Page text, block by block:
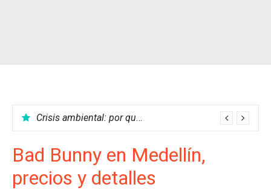
Crisis ambiental: por qué no podemos parar el calentamiento global
Bad Bunny en Medellín,
precios y detalles